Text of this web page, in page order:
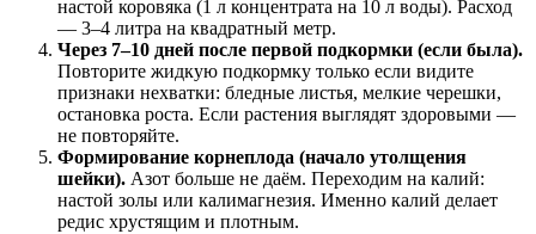
настой коровяка (1 л концентрата на 10 л воды). Расход
— 3–4 литра на квадратный метр.
Через 7–10 дней после первой подкормки (если была).
Повторите жидкую подкормку только если видите
признаки нехватки: бледные листья, мелкие черешки,
остановка роста. Если растения выглядят здоровыми —
не повторяйте.
Формирование корнеплода (начало утолщения
шейки). Азот больше не даём. Переходим на калий:
настой золы или калимагнезия. Именно калий делает
редис хрустящим и плотным.